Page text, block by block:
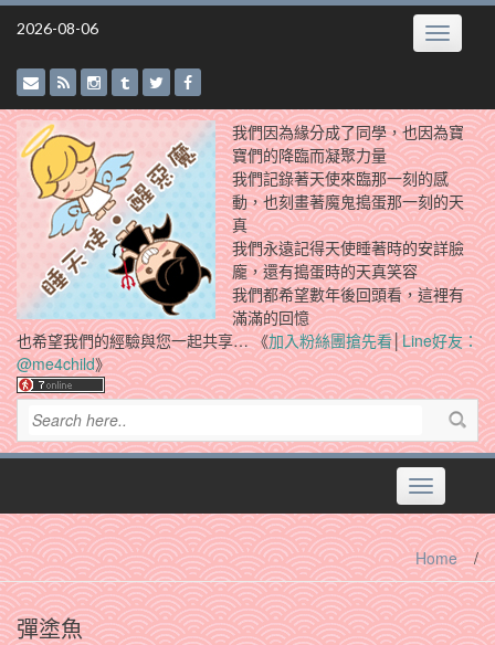
Skip
2026-08-06 Toggle
我們因為緣分成了同學，也因為寶
寶們的降臨而凝聚力量
我們記錄著天使來臨那一刻的感
動，也刻畫著魔鬼搗蛋那一刻的天
真
我們永遠記得天使睡著時的安詳臉
龐，還有搗蛋時的天真笑容
我們都希望數年後回頭看，這裡有
滿滿的回憶
也希望我們的經驗與您一起共享… 《加入粉絲團搶先看│Line好友：
@me4child》
Toggle
navigation
Home /
彈塗魚